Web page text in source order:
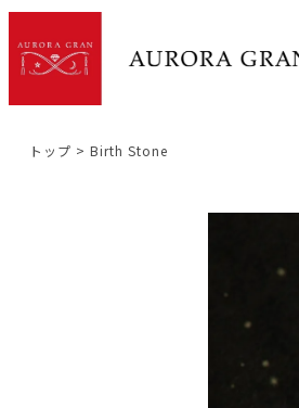
トップ Birth Stone